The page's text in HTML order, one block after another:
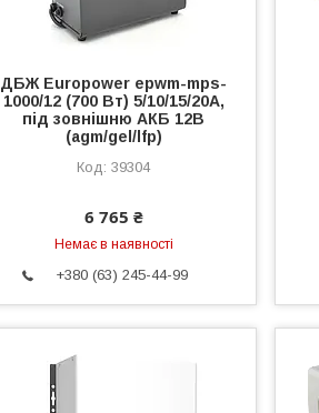
ДБЖ Europower epwm-mps-
1000/12 (700 Вт) 5/10/15/20А,
під зовнішню АКБ 12В
(agm/gel/lfp)
39304
6 765 ₴
Немає в наявності
+380 (63) 245-44-99